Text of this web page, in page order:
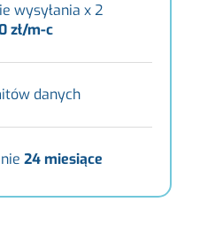
wysyłania x 2
zł/m-c
danych
24 miesiące